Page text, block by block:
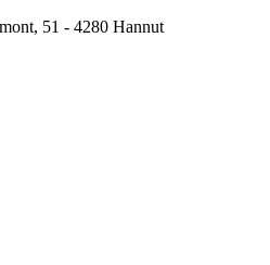
51 - 4280 Hannut